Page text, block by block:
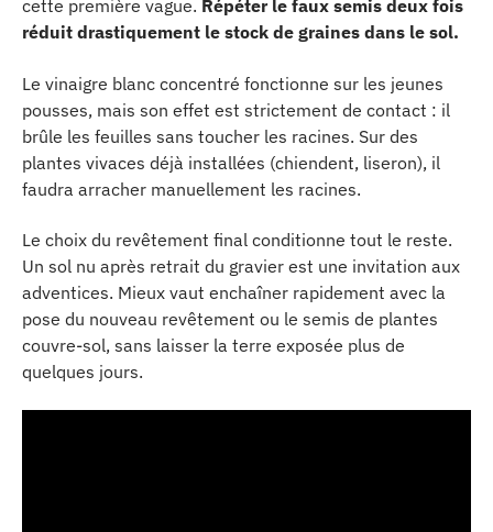
cette première vague. Répéter le faux semis deux fois
réduit drastiquement le stock de graines dans le sol.
Le vinaigre blanc concentré fonctionne sur les jeunes
pousses, mais son effet est strictement de contact : il
brûle les feuilles sans toucher les racines. Sur des
plantes vivaces déjà installées (chiendent, liseron), il
faudra arracher manuellement les racines.
Le choix du revêtement final conditionne tout le reste.
Un sol nu après retrait du gravier est une invitation aux
adventices. Mieux vaut enchaîner rapidement avec la
pose du nouveau revêtement ou le semis de plantes
couvre-sol, sans laisser la terre exposée plus de
quelques jours.